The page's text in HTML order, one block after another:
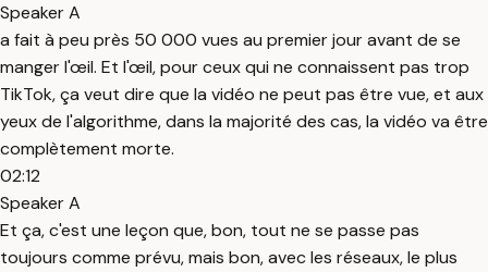
Speaker A
a fait à peu près 50 000 vues au premier jour avant de se
manger l'œil. Et l'œil, pour ceux qui ne connaissent pas trop
TikTok, ça veut dire que la vidéo ne peut pas être vue, et aux
yeux de l'algorithme, dans la majorité des cas, la vidéo va être
complètement morte.
02:12
Speaker A
Et ça, c'est une leçon que, bon, tout ne se passe pas
toujours comme prévu, mais bon, avec les réseaux, le plus